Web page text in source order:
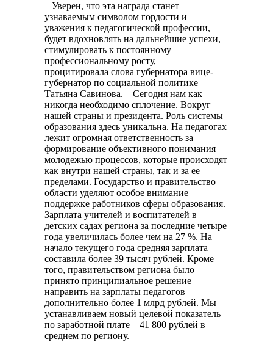
– Уверен, что эта награда станет
узнаваемым символом гордости и
уважения к педагогической профессии,
будет вдохновлять на дальнейшие успехи,
стимулировать к постоянному
профессиональному росту, –
процитировала слова губернатора вице-
губернатор по социальной политике
Татьяна Савинова. – Сегодня нам как
никогда необходимо сплочение. Вокруг
нашей страны и президента. Роль системы
образования здесь уникальна. На педагогах
лежит огромная ответственность за
формирование объективного понимания
молодежью процессов, которые происходят
как внутри нашей страны, так и за ее
пределами. Государство и правительство
области уделяют особое внимание
поддержке работников сферы образования.
Зарплата учителей и воспитателей в
детских садах региона за последние четыре
года увеличилась более чем на 27 %. На
начало текущего года средняя зарплата
составила более 39 тысяч рублей. Кроме
того, правительством региона было
принято принципиальное решение –
направить на зарплаты педагогов
дополнительно более 1 млрд рублей. Мы
устанавливаем новый целевой показатель
по заработной плате – 41 800 рублей в
среднем по региону.